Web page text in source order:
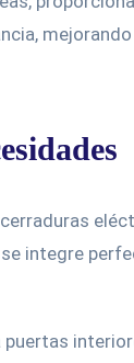
integre